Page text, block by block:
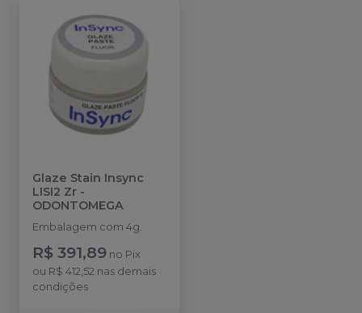
Glaze Stain Insync
LISI2 Zr -
ODONTOMEGA
Embalagem com 4g.
R$ 391,89 no Pix
ou R$ 412,52 nas demais
condições